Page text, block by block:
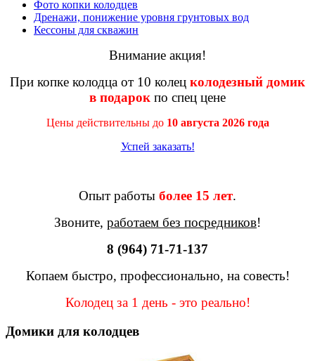
Фото копки колодцев
Дренажи, понижение уровня грунтовых вод
Кессоны для скважин
Внимание акция!
При копке колодца от 10 колец колодезный домик
в подарок по спец цене
Цены действительны до 10 августа 2026 года
Успей заказать!
Опыт работы более 15 лет.
Звоните, работаем без посредников!
8 (964) 71-71-137
Копаем быстро, профессионально, на совесть!
Колодец за 1 день - это реально!
Домики для колодцев